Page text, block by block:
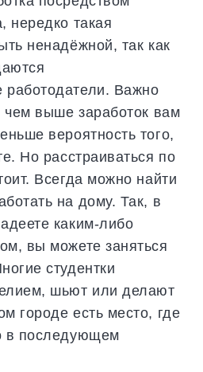
нередко такая
ненадёжной, так как
работодатели. Важно
чем выше заработок вам
вероятность того,
Но расстраиваться по
Всегда можно найти
на дому. Так, в
каким-либо
вы можете заняться
студентки
шьют или делают
городе есть место, где
в последующем